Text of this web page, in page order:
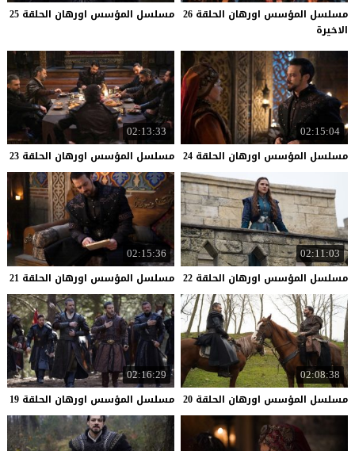
مسلسل المؤسس اورهان الحلقة 26
الاخيرة
مسلسل المؤسس اورهان الحلقة 25
02:15:04
مسلسل المؤسس اورهان الحلقة 24
02:13:33
مسلسل المؤسس اورهان الحلقة 23
02:11:03
مسلسل المؤسس اورهان الحلقة 22
02:15:36
مسلسل المؤسس اورهان الحلقة 21
02:08:38
مسلسل المؤسس اورهان الحلقة 20
02:16:29
مسلسل المؤسس اورهان الحلقة 19